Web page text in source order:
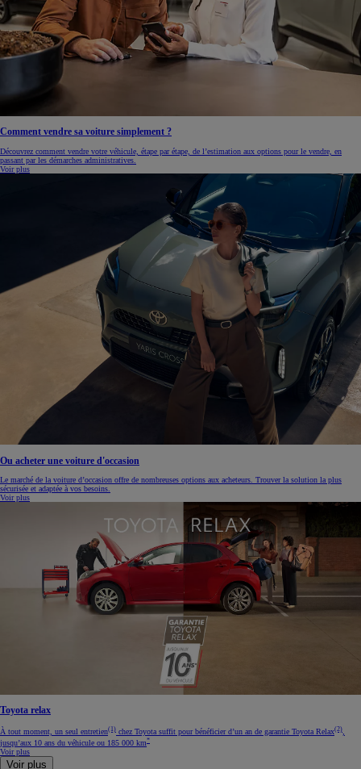
Comment vendre sa voiture simplement ?
Découvrez comment vendre votre véhicule, étape par étape, de l’estimation aux options pour le vendre, en
passant par les démarches administratives.
Voir plus
Ou acheter une voiture d'occasion
Le marché de la voiture d’occasion offre de nombreuses options aux acheteurs. Trouver la solution la plus
sécurisée et adaptée à vos besoins.
Voir plus
Toyota relax
À tout moment, un seul entretien(1) chez Toyota suffit pour bénéficier d’un an de garantie Toyota Relax(2),
jusqu’aux 10 ans du véhicule ou 185 000 km*
Voir plus
Voir plus